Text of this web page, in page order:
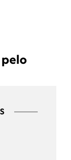
pelo